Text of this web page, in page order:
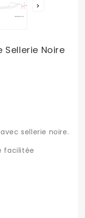

Sellerie Noire
sellerie noire.
facilitée